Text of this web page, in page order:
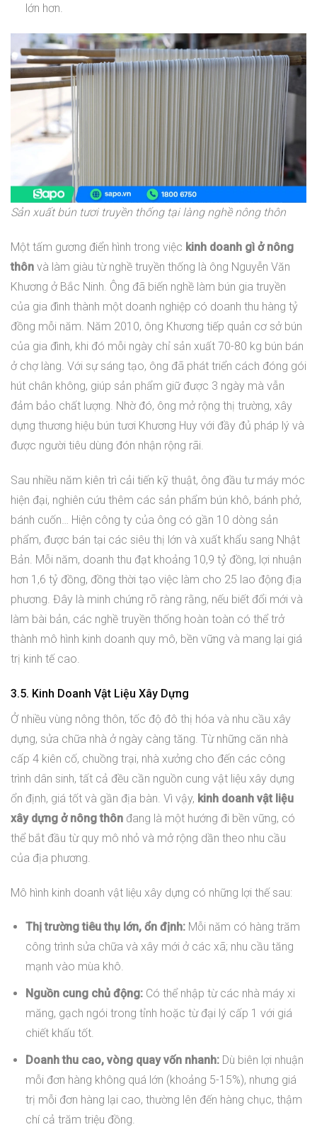
lớn hơn.
Sản xuất bún tươi truyền thống tại làng nghề nông thôn
Một tấm gương điển hình trong việc kinh doanh gì ở nông
thôn và làm giàu từ nghề truyền thống là ông Nguyễn Văn
Khương ở Bắc Ninh. Ông đã biến nghề làm bún gia truyền
của gia đình thành một doanh nghiệp có doanh thu hàng tỷ
đồng mỗi năm. Năm 2010, ông Khương tiếp quản cơ sở bún
của gia đình, khi đó mỗi ngày chỉ sản xuất 70-80 kg bún bán
ở chợ làng. Với sự sáng tạo, ông đã phát triển cách đóng gói
hút chân không, giúp sản phẩm giữ được 3 ngày mà vẫn
đảm bảo chất lượng. Nhờ đó, ông mở rộng thị trường, xây
dựng thương hiệu bún tươi Khương Huy với đầy đủ pháp lý và
được người tiêu dùng đón nhận rộng rãi.
Sau nhiều năm kiên trì cải tiến kỹ thuật, ông đầu tư máy móc
hiện đại, nghiên cứu thêm các sản phẩm bún khô, bánh phở,
bánh cuốn… Hiện công ty của ông có gần 10 dòng sản
phẩm, được bán tại các siêu thị lớn và xuất khẩu sang Nhật
Bản. Mỗi năm, doanh thu đạt khoảng 10,9 tỷ đồng, lợi nhuận
hơn 1,6 tỷ đồng, đồng thời tạo việc làm cho 25 lao động địa
phương. Đây là minh chứng rõ ràng rằng, nếu biết đổi mới và
làm bài bản, các nghề truyền thống hoàn toàn có thể trở
thành mô hình kinh doanh quy mô, bền vững và mang lại giá
trị kinh tế cao.
3.5. Kinh Doanh Vật Liệu Xây Dựng
Ở nhiều vùng nông thôn, tốc độ đô thị hóa và nhu cầu xây
dựng, sửa chữa nhà ở ngày càng tăng. Từ những căn nhà
cấp 4 kiên cố, chuồng trại, nhà xưởng cho đến các công
trình dân sinh, tất cả đều cần nguồn cung vật liệu xây dựng
ổn định, giá tốt và gần địa bàn. Vì vậy, kinh doanh vật liệu
xây dựng ở nông thôn đang là một hướng đi bền vững, có
thể bắt đầu từ quy mô nhỏ và mở rộng dần theo nhu cầu
của địa phương.
Mô hình kinh doanh vật liệu xây dựng có những lợi thế sau:
Thị trường tiêu thụ lớn, ổn định:Mỗi năm có hàng trăm
công trình sửa chữa và xây mới ở các xã; nhu cầu tăng
mạnh vào mùa khô.
Nguồn cung chủ động:Có thể nhập từ các nhà máy xi
măng, gạch ngói trong tỉnh hoặc từ đại lý cấp 1 với giá
chiết khấu tốt.
Doanh thu cao, vòng quay vốn nhanh:Dù biên lợi nhuận
mỗi đơn hàng không quá lớn (khoảng 5-15%), nhưng giá
trị mỗi đơn hàng lại cao, thường lên đến hàng chục, thậm
chí cả trăm triệu đồng.